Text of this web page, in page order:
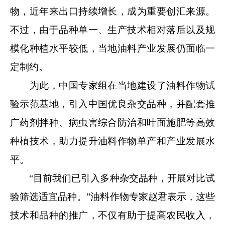
物，近年来出口持续增长，成为重要创汇来源。
不过，由于品种单一、生产技术相对落后以及规
模化种植水平较低，当地油料产业发展仍面临一
定制约。
为此，中国专家组在当地建设了油料作物试
验示范基地，引入中国优良杂交品种，并配套推
广药剂拌种、病虫害综合防治和叶面施肥等高效
种植技术，助力提升油料作物单产和产业发展水
平。
“目前我们已引入多种杂交品种，开展对比试
验筛选适宜品种。”油料作物专家赵君表示，这些
技术和品种的推广，不仅有助于提高农民收入，